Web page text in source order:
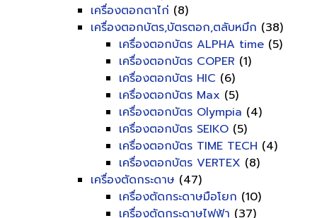
เครื่องตอกตาไก่ (8)
เครื่องตอกบัตร,บัตรตอก,ตลับหมึก (38)
เครื่องตอกบัตร ALPHA time (5)
เครื่องตอกบัตร COPER (1)
เครื่องตอกบัตร HIC (6)
เครื่องตอกบัตร Max (5)
เครื่องตอกบัตร Olympia (4)
เครื่องตอกบัตร SEIKO (5)
เครื่องตอกบัตร TIME TECH (4)
เครื่องตอกบัตร VERTEX (8)
เครื่องตัดกระดาษ (47)
เครื่องตัดกระดาษมือโยก (10)
เครื่องตัดกระดาษไฟฟ้า (37)